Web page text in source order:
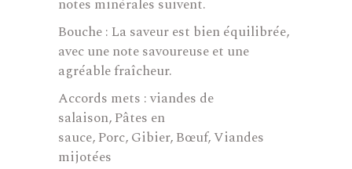
notes minérales suivent.
Bouche : La saveur est bien équilibrée,
avec une note savoureuse et une
agréable fraîcheur.
Accords mets :viandes de
salaison,Pâtes en
sauce,Porc,Gibier,Bœuf,Viandes
mijotées